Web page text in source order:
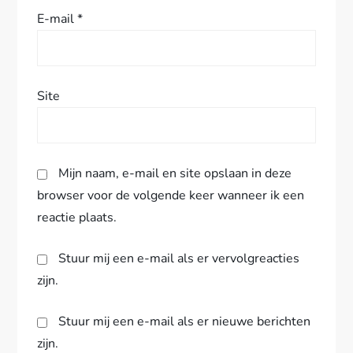
E-mail*
Site
Mijn naam, e-mail en site opslaan in deze
browser voor de volgende keer wanneer ik een
reactie plaats.
Stuur mij een e-mail als er vervolgreacties
zijn.
Stuur mij een e-mail als er nieuwe berichten
zijn.